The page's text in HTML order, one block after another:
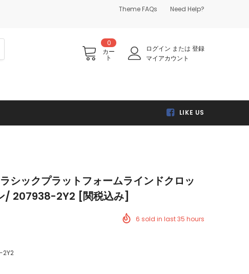
Theme FAQs Need Help?
0
カー
ト
ログイン または 登録
マイアカウント
LIKE US
シックプラットフォームラインドクロッ
/ 207938-2Y2 [関税込み]
6 sold in last35 hours
2Y2